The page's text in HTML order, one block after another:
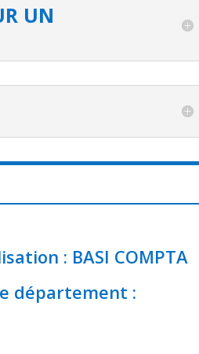
UN
: BASI COMPTA
département :